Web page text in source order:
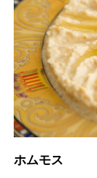
ホムモス